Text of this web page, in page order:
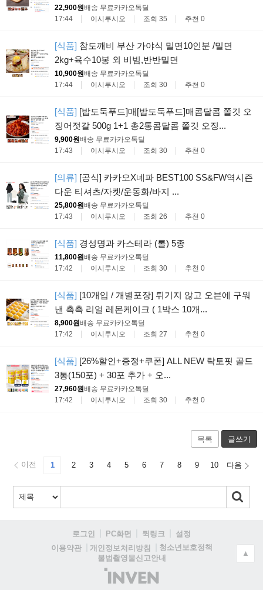
22,900원배송 무료 카카오톡딜
17:44
이시루시오 조회 35 추천 0
[식품] 참도깨비 부산 가야식 밀면10인분 /밀면
2kg+육수10봉 외 비빔,반반밀면
10,900원배송 무료 카카오톡딜
17:44
이시루시오 조회 30 추천 0
[식품] [밥도둑푸드]매[밥도둑푸드]매콤달콤 쫄깃 오
징어젓갈 500g 1+1 총2통콤달콤 쫄깃 오징...
9,900원배송 무료 카카오톡딜
17:43
이시루시오 조회 30 추천 0
[의류] [공식] 카카오X네파 BEST100 SS&FW역시즌
다운 티셔츠/자켓/운동화/바지 ...
25,800원배송 무료 카카오톡딜
17:43
이시루시오 조회 26 추천 0
[식품] 경성명과 카스테라 (롤) 5종
11,800원배송 무료 카카오톡딜
17:42
이시루시오 조회 30 추천 0
[식품] [10개입 / 개별포장] 튀기지 않고 오븐에 구워
낸 촉촉 리얼 레몬케이크 ( 1박스 10개...
8,900원배송 무료 카카오톡딜
17:42
이시루시오 조회 27 추천 0
[식품] [26%할인+증정+쿠폰] ALL NEW 락토핏 골드
3통(150포) + 30포 추가 + 오...
27,960원배송 무료 카카오톡딜
17:42
이시루시오 조회 30 추천 0
목록 글쓰기
이전 1 2 3 4 5 6 7 8 9 10 다음
로그인 PC화면 퀵링크
설정
이용약관
개인정보처리방침
청소년보호정책
불법촬영물신고안내
(주)
인
▲